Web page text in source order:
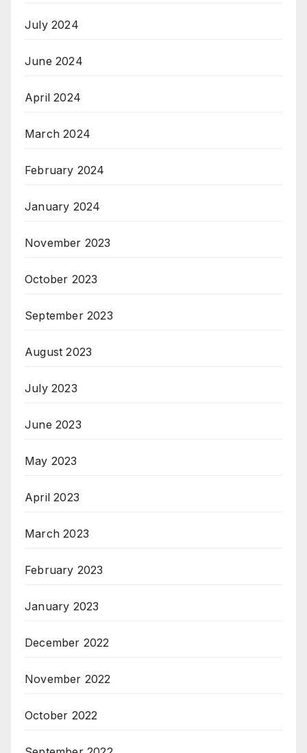
July 2024
June 2024
April 2024
March 2024
February 2024
January 2024
November 2023
October 2023
September 2023
August 2023
July 2023
June 2023
May 2023
April 2023
March 2023
February 2023
January 2023
December 2022
November 2022
October 2022